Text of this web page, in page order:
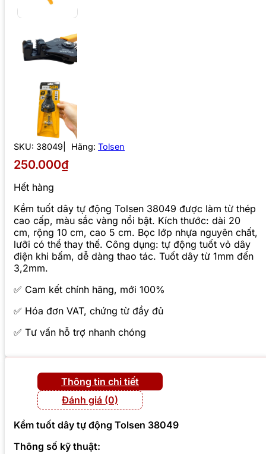
SKU: 38049 Hãng: Tolsen
250.000₫
Hết hàng
Kềm tuốt dây tự động Tolsen 38049 được làm từ thép
cao cấp, màu sắc vàng nổi bật. Kích thước: dài 20
cm, rộng 10 cm, cao 5 cm. Bọc lớp nhựa nguyên chất,
lưỡi có thể thay thế. Công dụng: tự động tuốt vỏ dây
điện khi bấm, dễ dàng thao tác. Tuốt dây từ 1mm đến
3,2mm.
✅ Cam kết chính hãng, mới 100%
✅ Hóa đơn VAT, chứng từ đầy đủ
✅ Tư vấn hỗ trợ nhanh chóng
Thông tin chi tiết
Đánh giá (0)
Kềm tuốt dây tự động Tolsen 38049
Thông số kỹ thuật: